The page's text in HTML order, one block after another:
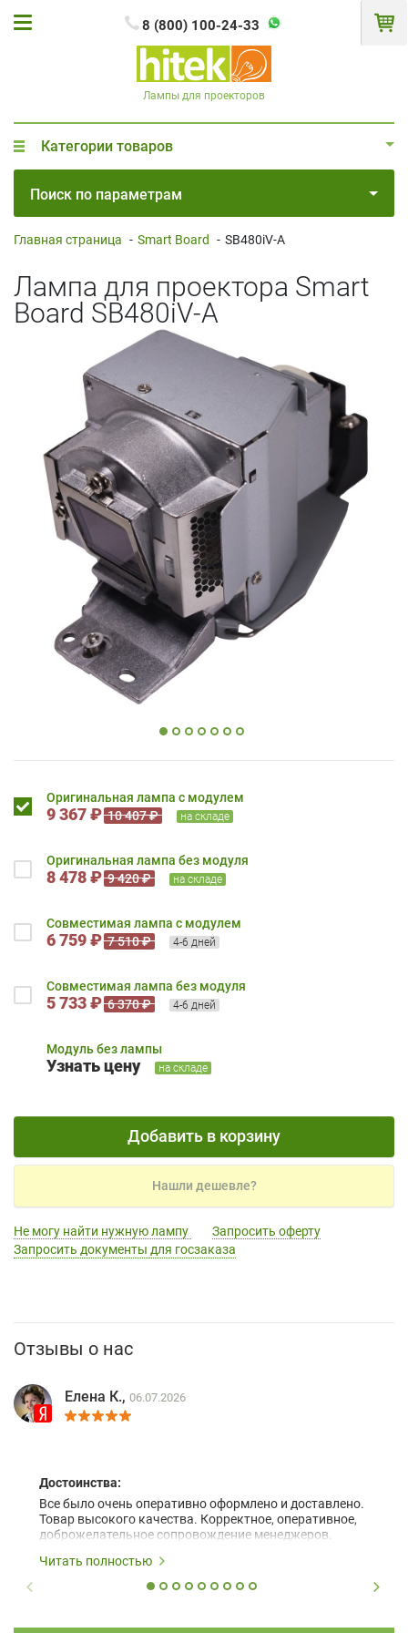
8 (800) 100-24-33
Лампы для проекторов
Категории товаров
Поиск по параметрам
Главная страница - Smart Board - SB480iV-A
Лампа для проектора Smart
Board SB480iV-A
Оригинальная лампа с модулем
9 367 ₽ 10 407 ₽ на складе
Оригинальная лампа без модуля
8 478 ₽ 9 420 ₽ на складе
Совместимая лампа с модулем
6 759 ₽ 7 510 ₽ 4-6 дней
Совместимая лампа без модуля
5 733 ₽ 6 370 ₽ 4-6 дней
Модуль без лампы
Узнать цену на складе
Добавить в корзину
Нашли дешевле?
Не могу найти нужную лампу
Запросить оферту
Запросить документы для госзаказа
Отзывы о нас
Елена К., 06.07.2026
Достоинства:
Все было очень оперативно оформлено и доставлено.
Товар высокого качества. Корректное, оперативное,
доброжелательное сопровождение менеджеров.
Читать полностью